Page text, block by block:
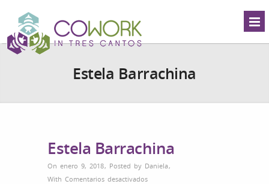
Estela Barrachina
Estela Barrachina
On enero 9, 2018, Posted by Daniela,
With Comentarios desactivadosen